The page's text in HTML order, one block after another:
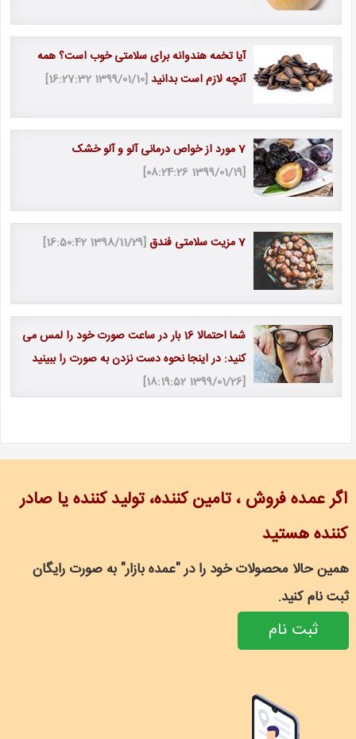
آیا تخمه هندوانه برای سلامتی خوب است؟ همه
آنچه لازم است بدانید[1399/01/10 16:27:32]
7 مورد از خواص درمانی آلو و آلو خشک
[1399/01/19 08:24:26]
7 مزیت سلامتی فندق [1398/11/29 16:50:42]
شما احتمالا 16 بار در ساعت صورت خود را لمس می
کنید: در اینجا نحوه دست نزدن به صورت را ببینید
[1399/01/26 18:19:52]
اگر عمده فروش ، تامین کننده، تولید کننده یا صادر
کننده هستید
همین حالا محصولات خود را در "عمده بازار" به صورت رایگان
ثبت نام کنید.
ثبت نام